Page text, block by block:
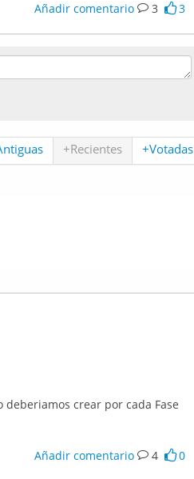
Añadir comentario 3 3
+Recientes +Votadas
crear por cada Fase
Añadir comentario 4 0